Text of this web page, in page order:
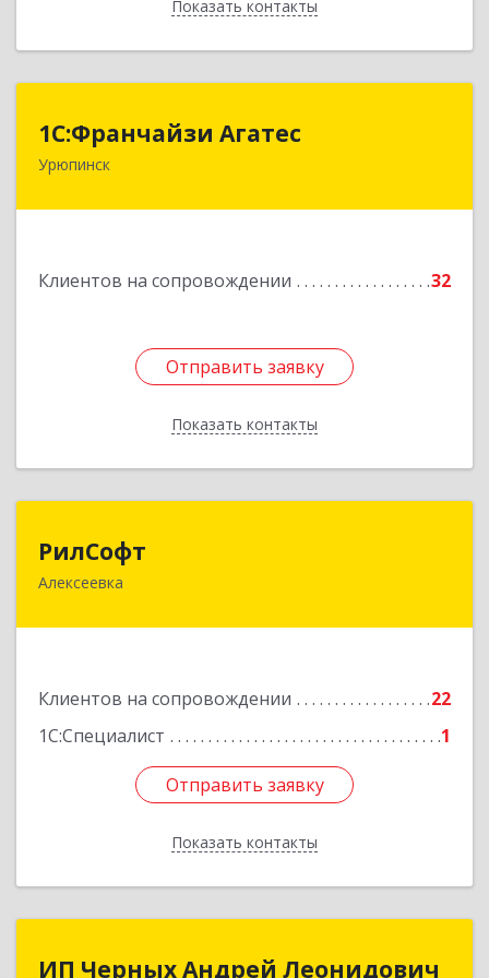
Показать контакты
Назад
1С:Франчайзи Агатес
Урюпинск
Клиентов на сопровождении 32
Отправить заявку
Показать контакты
403113, Волгоградская обл, Урюпинск г, Ленина
Отправить заявку
Назад
РилСофт
Алексеевка
Клиентов на сопровождении
22
1С:Специалист
1
Отправить заявку
Показать контакты
309850, Белгородская обл, Алексеевский р-н,
Отправить заявку
Назад
ИП Черных Андрей Леонидович
ИП Черных Андрей Леонидович